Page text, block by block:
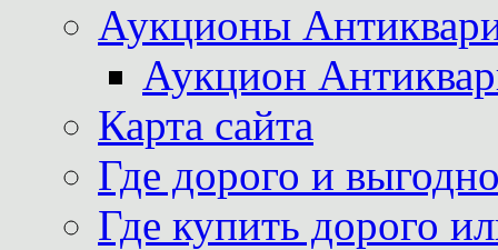
Аукционы
Аукцион
Карта сайта
Где дорого и
Где купить дорого